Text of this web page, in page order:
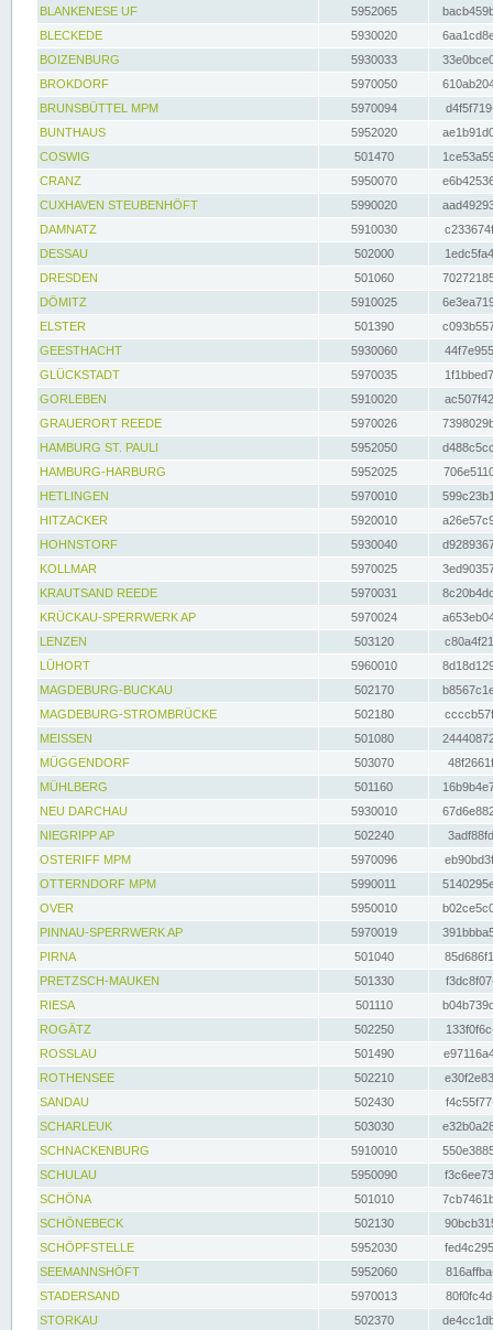
BLANKENESE UF
5952065
BLECKEDE
5930020
BOIZENBURG
5930033
BROKDORF
5970050
BRUNSBÜTTEL MPM
5970094
BUNTHAUS
5952020
COSWIG
501470
CRANZ
5950070
CUXHAVEN STEUBENHÖFT
5990020
DAMNATZ
5910030
DESSAU
502000
DRESDEN
501060
DÖMITZ
5910025
ELSTER
501390
GEESTHACHT
5930060
GLÜCKSTADT
5970035
GORLEBEN
5910020
GRAUERORT REEDE
5970026
HAMBURG ST. PAULI
5952050
HAMBURG-HARBURG
5952025
HETLINGEN
5970010
HITZACKER
5920010
HOHNSTORF
5930040
KOLLMAR
5970025
KRAUTSAND REEDE
5970031
KRÜCKAU-SPERRWERK AP
5970024
LENZEN
503120
LÜHORT
5960010
MAGDEBURG-BUCKAU
502170
MAGDEBURG-STROMBRÜCKE
502180
MEISSEN
501080
MÜGGENDORF
503070
MÜHLBERG
501160
NEU DARCHAU
5930010
NIEGRIPP AP
502240
OSTERIFF MPM
5970096
OTTERNDORF MPM
5990011
OVER
5950010
PINNAU-SPERRWERK AP
5970019
PIRNA
501040
PRETZSCH-MAUKEN
501330
RIESA
501110
ROGÄTZ
502250
ROSSLAU
501490
ROTHENSEE
502210
SANDAU
502430
SCHARLEUK
503030
SCHNACKENBURG
5910010
SCHULAU
5950090
SCHÖNA
501010
SCHÖNEBECK
502130
SCHÖPFSTELLE
5952030
SEEMANNSHÖFT
5952060
STADERSAND
5970013
STORKAU
502370